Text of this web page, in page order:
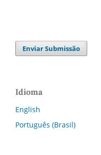
Enviar Submissão
Idioma
English
Português (Brasil)